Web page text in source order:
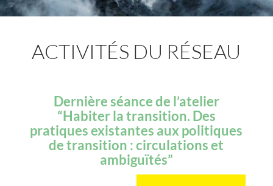
ACTIVITÉS DU RÉSEAU
Dernière séance de l’atelier
“Habiter la transition. Des
pratiques existantes aux politiques
de transition : circulations et
ambiguïtés”